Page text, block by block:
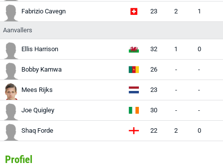
Fabrizio Cavegn 23 2 1
Aanvallers
Ellis Harrison 32 1 0
Bobby Kamwa 26 - -
Mees Rijks 23 - -
Joe Quigley 30 - -
Shaq Forde 22 2 0
Profiel